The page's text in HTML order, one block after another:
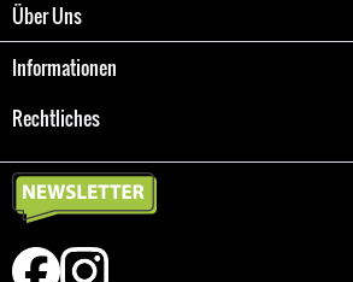
Über Uns
Informationen
Rechtliches